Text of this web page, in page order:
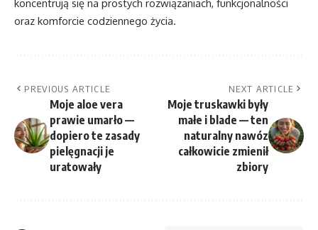
koncentrują się na prostych rozwiązaniach, funkcjonalności
oraz komforcie codziennego życia.
PREVIOUS ARTICLE
Moje aloe vera
prawie umarło —
dopiero te zasady
pielęgnacji je
uratowały
NEXT ARTICLE
Moje truskawki były
małe i blade — ten
naturalny nawóz
całkowicie zmienił
zbiory